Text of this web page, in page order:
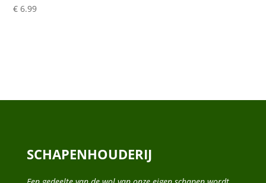
€ 6.99
SCHAPENHOUDERIJ